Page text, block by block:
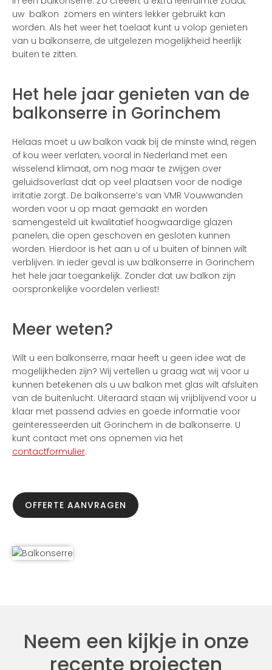
uw balkon zomers en winters lekker gebruikt kan
worden. Als het weer het toelaat kunt u volop genieten
van u balkonserre, de uitgelezen mogelijkheid heerlijk
buiten te zitten.
Het hele jaar genieten van de
balkonserre in Gorinchem
Helaas moet u uw balkon vaak bij de minste wind, regen
of kou weer verlaten, vooral in Nederland met een
wisselend klimaat, om nog maar te zwijgen over
geluidsoverlast dat op veel plaatsen voor de nodige
irritatie zorgt. De balkonserre’s van VMR Vouwwanden
worden voor u op maat gemaakt en worden
samengesteld uit kwalitatief hoogwaardige glazen
panelen, die open geschoven en gesloten kunnen
worden. Hierdoor is het aan u of u buiten of binnen wilt
verblijven. In ieder geval is uw balkonserre in Gorinchem
het hele jaar toegankelijk. Zonder dat uw balkon zijn
oorspronkelijke voordelen verliest!
Meer weten?
Wilt u een balkonserre, maar heeft u geen idee wat de
mogelijkheden zijn? Wij vertellen u graag wat wij voor u
kunnen betekenen als u uw balkon met glas wilt afsluiten
van de buitenlucht. Uiteraard staan wij vrijblijvend voor u
klaar met passend advies en goede informatie voor
geïnteresseerden uit Gorinchem in de balkonserre. U
kunt contact met ons opnemen via het
contactformulier.
OFFERTE AANVRAGEN
Neem een kijkje in onze
recente projecten